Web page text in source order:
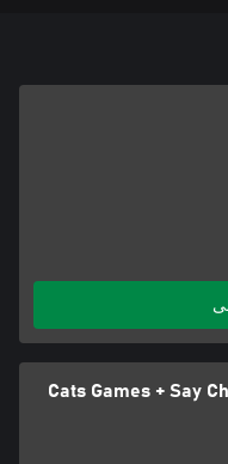
Cats Games + Say